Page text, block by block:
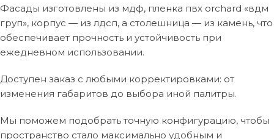
Фасады изготовлены из мдф, пленка пвх orchard «вдм
груп», корпус — из лдсп, а столешница — из камень, что
обеспечивает прочность и устойчивость при
ежедневном использовании.
Доступен заказ с любыми корректировками: от
изменения габаритов до выбора иной палитры.
Мы поможем подобрать точную конфигурацию, чтобы
пространство стало максимально удобным и